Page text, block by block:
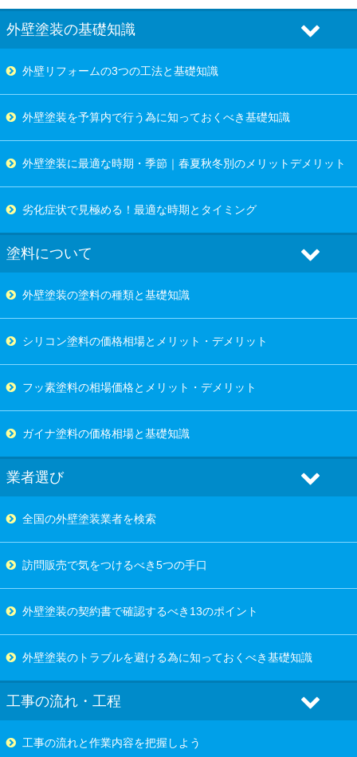
外壁塗装の基礎知識
外壁リフォームの3つの工法と基礎知識
外壁塗装を予算内で行う為に知っておくべき基礎知識
外壁塗装に最適な時期・季節｜春夏秋冬別のメリットデメリット
劣化症状で見極める！最適な時期とタイミング
塗料について
外壁塗装の塗料の種類と基礎知識
シリコン塗料の価格相場とメリット・デメリット
フッ素塗料の相場価格とメリット・デメリット
ガイナ塗料の価格相場と基礎知識
業者選び
全国の外壁塗装業者を検索
訪問販売で気をつけるべき5つの手口
外壁塗装の契約書で確認するべき13のポイント
外壁塗装のトラブルを避ける為に知っておくべき基礎知識
工事の流れ・工程
工事の流れと作業内容を把握しよう